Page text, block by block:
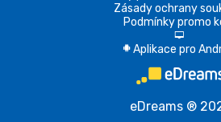
Zásady ochrany
Podmínky promo
d
A Aplikace pro
eDreams ®